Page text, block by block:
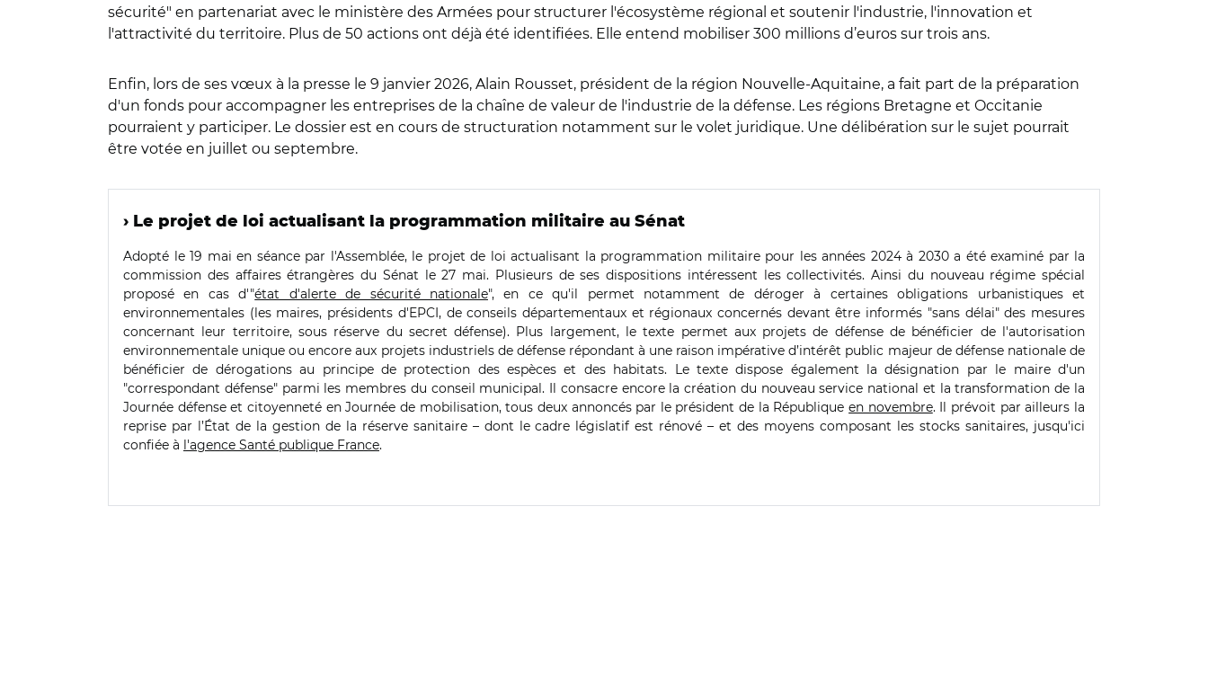
sécurité" en partenariat avec le ministère des Armées pour structurer l'écosystème régional et soutenir l'industrie, l'innovation et
l'attractivité du territoire. Plus de 50 actions ont déjà été identifiées. Elle entend mobiliser 300 millions d’euros sur trois ans.
Enfin, lors de ses vœux à la presse le 9 janvier 2026, Alain Rousset, président de la région Nouvelle-Aquitaine, a fait part de la préparation
d'un fonds pour accompagner les entreprises de la chaîne de valeur de l'industrie de la défense. Les régions Bretagne et Occitanie
pourraient y participer. Le dossier est en cours de structuration notamment sur le volet juridique. Une délibération sur le sujet pourrait
être votée en juillet ou septembre.
› Le projet de loi actualisant la programmation militaire au Sénat
Adopté le 19 mai en séance par l'Assemblée, le projet de loi actualisant la programmation militaire pour les années 2024 à 2030 a été examiné par la
commission des affaires étrangères du Sénat le 27 mai. Plusieurs de ses dispositions intéressent les collectivités. Ainsi du nouveau régime spécial
proposé en cas d'"état d'alerte de sécurité nationale", en ce qu'il permet notamment de déroger à certaines obligations urbanistiques et
environnementales (les maires, présidents d'EPCI, de conseils départementaux et régionaux concernés devant être informés "sans délai" des mesures
concernant leur territoire, sous réserve du secret défense). Plus largement, le texte permet aux projets de défense de bénéficier de l'autorisation
environnementale unique ou encore aux projets industriels de défense répondant à une raison impérative d’intérêt public majeur de défense nationale de
bénéficier de dérogations au principe de protection des espèces et des habitats. Le texte dispose également la désignation par le maire d'un
"correspondant défense" parmi les membres du conseil municipal. Il consacre encore la création du nouveau service national et la transformation de la
Journée défense et citoyenneté en Journée de mobilisation, tous deux annoncés par le président de la Républiqueen novembre. Il prévoit par ailleurs la
reprise par l’État de la gestion de la réserve sanitaire – dont le cadre législatif est rénové – et des moyens composant les stocks sanitaires, jusqu'ici
confiée à l'agence Santé publique France.